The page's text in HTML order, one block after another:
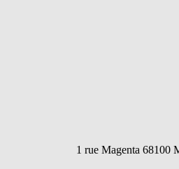
1 rue Magenta 68100